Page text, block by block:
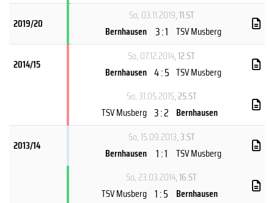
2019/20
So, 03.11.2019, 11.ST
Bernhausen 3 : 1 TSV Musberg
2014/15
So, 07.12.2014, 12.ST
Bernhausen 4 : 5 TSV Musberg
So, 31.05.2015, 25.ST
TSV Musberg 3 : 2 Bernhausen
2013/14
So, 15.09.2013, 3.ST
Bernhausen
1 : 1
TSV Musberg
So, 23.03.2014, 16.ST
TSV Musberg 1 : 5 Bernhausen